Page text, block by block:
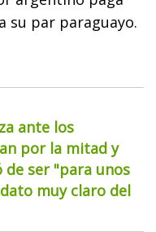
su par paraguayo.
ante los
por la mitad y
ser "para unos
muy claro del